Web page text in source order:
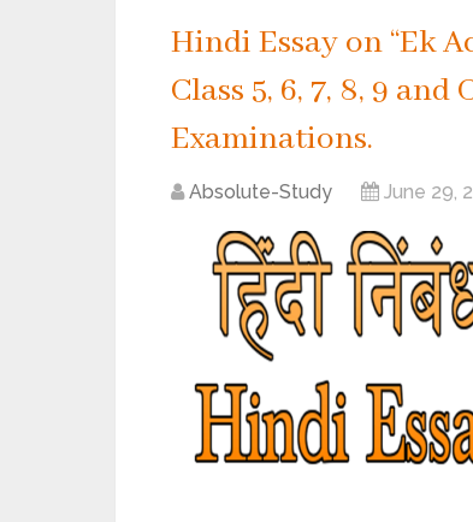
Hindi Essay on “Ek
Class 5, 6, 7, 8, 9
Examinations.
Absolute-Study June 29,